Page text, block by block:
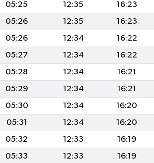
05:25 12:35 16:23
05:26 12:35 16:23
05:26 12:34 16:22
05:27 12:34 16:22
05:28 12:34 16:21
05:29 12:34 16:21
05:30 12:34 16:20
05:31 12:34 16:20
05:32 12:33 16:19
05:33 12:33 16:19